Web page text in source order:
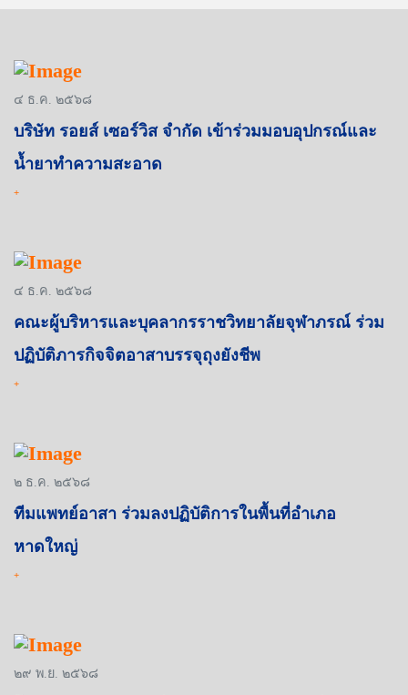
๔ ธ.ค. ๒๕๖๘
บริษัท รอยส์ เซอร์วิส จำกัด เข้าร่วมมอบอุปกรณ์และ
น้ำยาทำความสะอาด
+
๔ ธ.ค. ๒๕๖๘
คณะผู้บริหารและบุคลากรราชวิทยาลัยจุฬาภรณ์ ร่วม
ปฏิบัติภารกิจจิตอาสาบรรจุถุงยังชีพ
+
๒ ธ.ค. ๒๕๖๘
ทีมแพทย์อาสา ร่วมลงปฏิบัติการในพื้นที่อำเภอ
หาดใหญ่
+
๒๙ พ.ย. ๒๕๖๘